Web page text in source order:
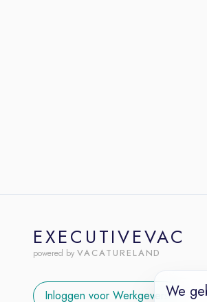
EXECUTIVEVAC
powered by VACATURELAND
Inloggen voor WerkgeversWe